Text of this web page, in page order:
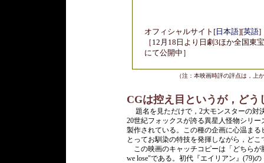
オフィシャルサイト [日本語][英語]
［12月18日より日劇3ほか全国東
にて公開中］
（注：本映画時評の評点は，上
CGは控え目というが，どう
題名を見ただけで，2大モンスターの対
20世紀フォックスが誇る異星人怪物シリ
製作されている。この種の企画に心温ま
とってお馴染の特技を発揮しながら，ど
この映画のキャッチコピーは「どちらが
we lose"である。初代『エイリアン』(79)